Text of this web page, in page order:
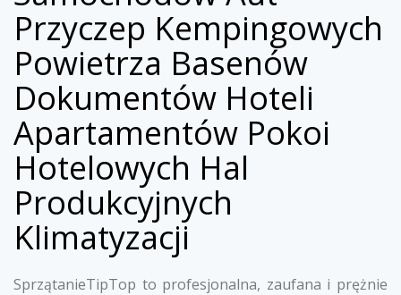
Przyczep Kempingowych
Powietrza Basenów
Dokumentów Hoteli
Apartamentów Pokoi
Hotelowych Hal
Produkcyjnych
Klimatyzacji
SprzątanieTipTop to profesjonalna, zaufana i prężnie